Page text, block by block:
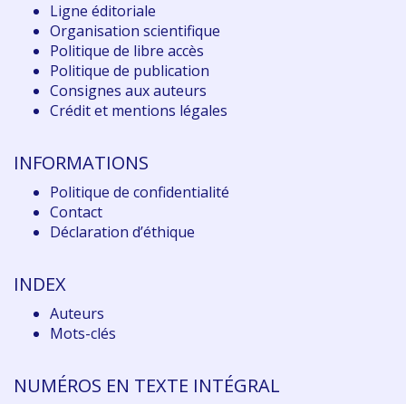
Ligne éditoriale
Organisation scientifique
Politique de libre accès
Politique de publication
Consignes aux auteurs
Crédit et mentions légales
INFORMATIONS
Politique de confidentialité
Contact
Déclaration d’éthique
INDEX
Auteurs
Mots-clés
NUMÉROS EN TEXTE INTÉGRAL